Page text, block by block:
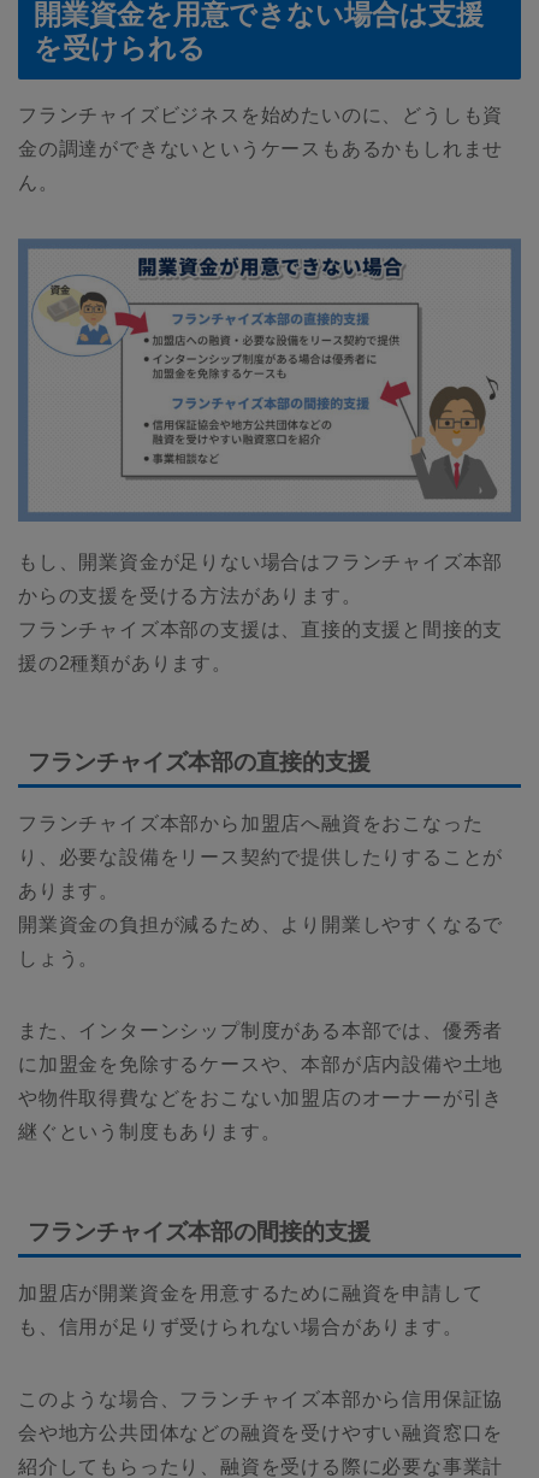
開業資金を用意できない場合は支援
を受けられる
フランチャイズビジネスを始めたいのに、どうしも資
金の調達ができないというケースもあるかもしれませ
ん。
もし、開業資金が足りない場合はフランチャイズ本部
からの支援を受ける方法があります。
フランチャイズ本部の支援は、直接的支援と間接的支
援の2種類があります。
フランチャイズ本部の直接的支援
フランチャイズ本部から加盟店へ融資をおこなった
り、必要な設備をリース契約で提供したりすることが
あります。
開業資金の負担が減るため、より開業しやすくなるで
しょう。
また、インターンシップ制度がある本部では、優秀者
に加盟金を免除するケースや、本部が店内設備や土地
や物件取得費などをおこない加盟店のオーナーが引き
継ぐという制度もあります。
フランチャイズ本部の間接的支援
加盟店が開業資金を用意するために融資を申請して
も、信用が足りず受けられない場合があります。
このような場合、フランチャイズ本部から信用保証協
会や地方公共団体などの融資を受けやすい融資窓口を
紹介してもらったり、融資を受ける際に必要な事業計